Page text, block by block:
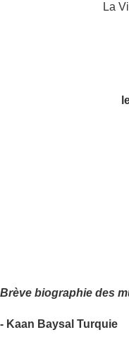
La
Brève biographie des
- Kaan Baysal Turquie